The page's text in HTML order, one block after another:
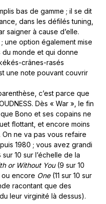
bas de gamme ; il se dit
dans les défilés tuning,
saigner à cause d’elle.
; une option également mise
monde et qui donne
crânes-rasés
une note pouvant couvrir
c’est parce que
Dès « War », le fin
Bono et ses copains ne
flottant, et encore moins
ne va pas vous refaire
1980 ; vous avez grandi
10 sur l’échelle de la
or Without You(9 sur 10
ou encore One(11 sur 10 sur
racontant que des
leur virginité là dessus).